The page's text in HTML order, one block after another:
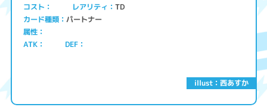
illust：西あすか
コスト レアリティ TD
カード種類 パートナー
属性
ATK
DEF